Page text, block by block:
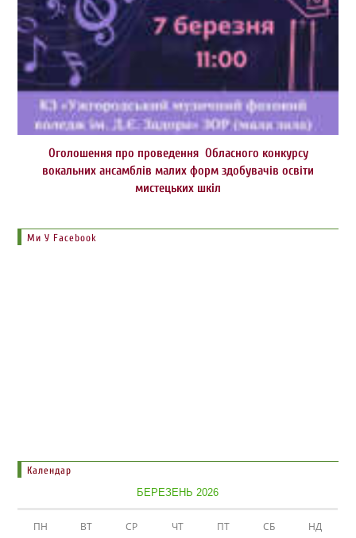
Оголошення про проведення Обласного конкурсу
вокальних ансамблів малих форм здобувачів освіти
мистецьких шкіл
Ми У Facebook
Календар
БЕРЕЗЕНЬ 2026
ПН ВТ СР ЧТ ПТ СБ НД